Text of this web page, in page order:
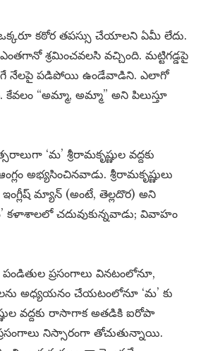
ఒక్కరూ కఠోర తపస్సు చేయాలని ఏమీ లేదు.
శ్రమించవలసి వచ్చింది. మట్టిగడ్డపై
నేలపై పడిపోయి ఉండేవాడిని. ఎలాగో
“అమ్మా, అమ్మా” అని పిలుస్తూ
‘మ’ శ్రీరామకృష్ణుల వద్దకు
అభ్యసించినవాడు. శ్రీరామకృష్ణులు
ఇంగ్లీష్ మ్యాన్ (అంటే, తెల్లదొర) అని
కళాశాలలో చదువుకున్నవాడు; వివాహం
పండితుల ప్రసంగాలు వినటంలోనూ,
అధ్యయనం చేయటంలోనూ ‘మ’ కు
వద్దకు రాసాగాక అతడికి ఐరోపా
నిస్సారంగా తోచుతున్నాయి.